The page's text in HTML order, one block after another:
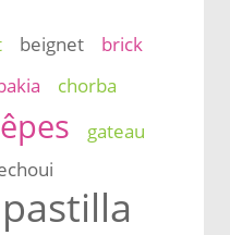
beignet brick
chorba
gateau
pastilla